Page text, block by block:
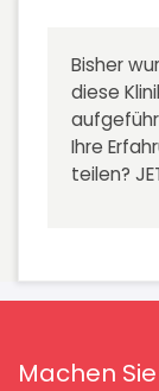
Bisher
diese
Ihre
teilen?
Machen